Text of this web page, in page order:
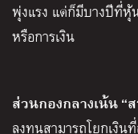
พุ่งแรง แต่ก็มีบางปีที่หุ้
หรือการเงิน
ส่วนกองกลางเน้น “ส
ลงทุนสามารถโยกเงิน